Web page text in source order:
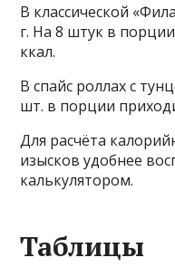
В классической
г. На 8 штук в
ккал.
В спайс роллах с
шт. в порции
Для расчёта
изысков удобнее
калькулятором.
Таблицы